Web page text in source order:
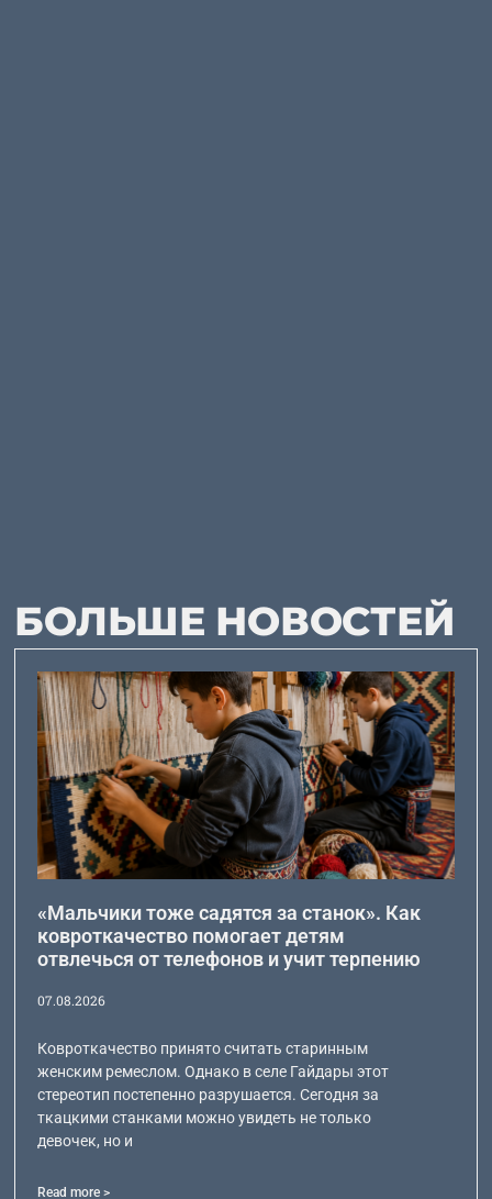
БОЛЬШЕ НОВОСТЕЙ
«Мальчики тоже садятся за станок». Как
ковроткачество помогает детям
отвлечься от телефонов и учит терпению
07.08.2026
Ковроткачество принято считать старинным
женским ремеслом. Однако в селе Гайдары этот
стереотип постепенно разрушается. Сегодня за
ткацкими станками можно увидеть не только
девочек, но и
Read more >